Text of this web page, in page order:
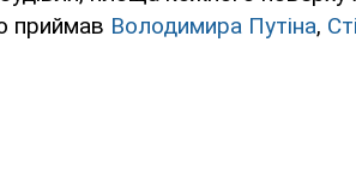
приймав Володимира Путіна,